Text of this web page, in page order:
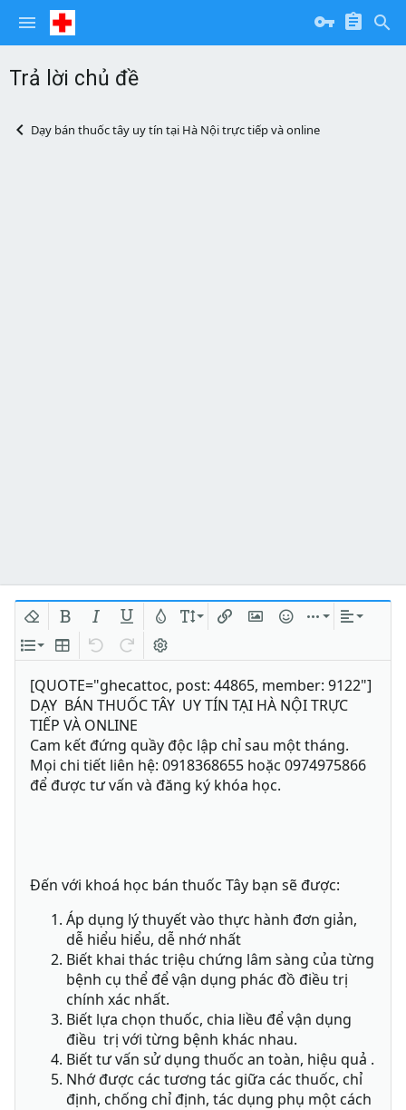
Trả lời chủ đề
Dạy bán thuốc tây uy tín tại Hà Nội trực tiếp và online
Xóa định dạng
In đậmIn nghiêng
Gạch chân
Màu chữ
Danh sách
Insert table
Quay lại
Làm lạiBật/tắt BB code
[QUOTE="ghecattoc, post: 44865, member: 9122"]
DẠY BÁN THUỐC TÂY UY TÍN TẠI HÀ NỘI TRỰC
TIẾP VÀ ONLINE
Cam kết đứng quầy độc lập chỉ sau một tháng.
Mọi chi tiết liên hệ: 0918368655 hoặc 0974975866
để được tư vấn và đăng ký khóa học.
Đến với khoá học bán thuốc Tây bạn sẽ được:
Áp dụng lý thuyết vào thực hành đơn giản,
dễ hiểu hiểu, dễ nhớ nhất
Biết khai thác triệu chứng lâm sàng của từng
bệnh cụ thể để vận dụng phác đồ điều trị
chính xác nhất.
Biết lựa chọn thuốc, chia liều để vận dụng
điều trị với từng bệnh khác nhau.
Biết tư vấn sử dụng thuốc an toàn, hiệu quả .
Nhớ được các tương tác giữa các thuốc, chỉ
định, chống chỉ định, tác dụng phụ một cách